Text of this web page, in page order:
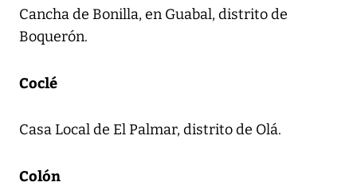
Cancha de Bonilla, en Guabal, distrito de
Boquerón.
Coclé
Casa Local de El Palmar, distrito de Olá.
Colón